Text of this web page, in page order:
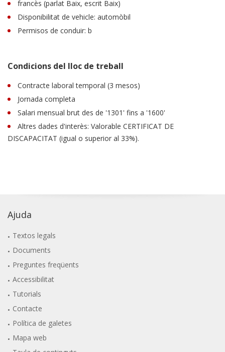
francès (parlat Baix, escrit Baix)
Disponibilitat de vehicle: automòbil
Permisos de conduir: b
Condicions del lloc de treball
Contracte laboral temporal (3 mesos)
Jornada completa
Salari mensual brut des de '1301' fins a '1600'
Altres dades d'interès: Valorable CERTIFICAT DE
DISCAPACITAT (igual o superior al 33%).
Ajuda
Textos legals
Documents
Preguntes freqüents
Accessibilitat
Tutorials
Contacte
Política de galetes
Mapa web